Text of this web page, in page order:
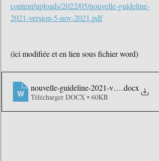
content/uploads/2022/05/nouvelle-guideline-
2021-version-5-nov-2021.pdf
(ici modifiée et en lien sous fichier word)
nouvelle-guideline-2021-version-5-nov-
.docx
Télécharger DOCX • 60KB